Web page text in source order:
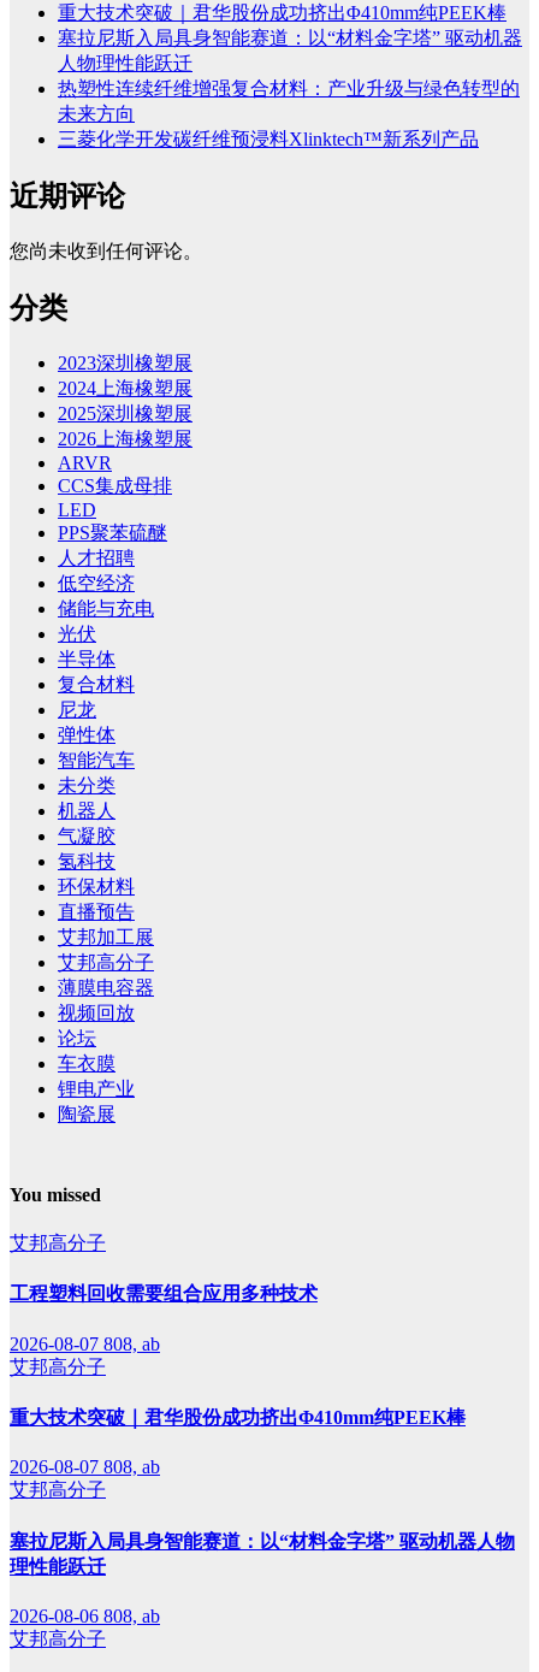
重大技术突破｜君华股份成功挤出Φ410mm纯PEEK棒
塞拉尼斯入局具身智能赛道：以“材料金字塔” 驱动机器
人物理性能跃迁
热塑性连续纤维增强复合材料：产业升级与绿色转型的
未来方向
三菱化学开发碳纤维预浸料Xlinktech™新系列产品
近期评论
您尚未收到任何评论。
分类
2023深圳橡塑展
2024上海橡塑展
2025深圳橡塑展
2026上海橡塑展
ARVR
CCS集成母排
LED
PPS聚苯硫醚
人才招聘
低空经济
储能与充电
光伏
半导体
复合材料
尼龙
弹性体
智能汽车
未分类
机器人
气凝胶
氢科技
环保材料
直播预告
艾邦加工展
艾邦高分子
薄膜电容器
视频回放
论坛
车衣膜
锂电产业
陶瓷展
You missed
艾邦高分子
工程塑料回收需要组合应用多种技术
2026-08-07 808, ab
艾邦高分子
重大技术突破｜君华股份成功挤出Φ410mm纯PEEK棒
2026-08-07 808, ab
艾邦高分子
塞拉尼斯入局具身智能赛道：以“材料金字塔” 驱动机器人物
理性能跃迁
2026-08-06 808, ab
艾邦高分子